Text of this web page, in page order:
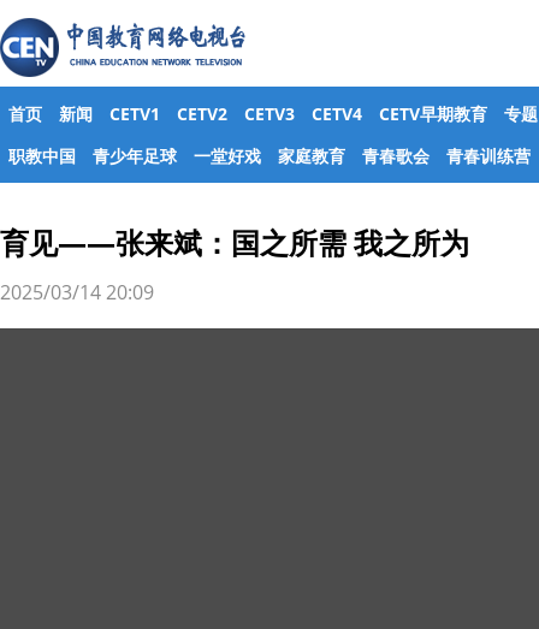
首页 新闻 CETV1 CETV2 CETV3 CETV4 CETV早期教育
专题
职教中国
青少年足球 一堂好戏 家庭教育 青春歌会 青春训练营
育见——张来斌：国之所需 我之所为
2025/03/14 20:09